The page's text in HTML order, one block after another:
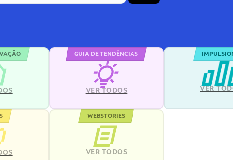
GUIA DE TENDÊNCIAS
VER TODOS VER
WEBSTORIES
VER TODOS